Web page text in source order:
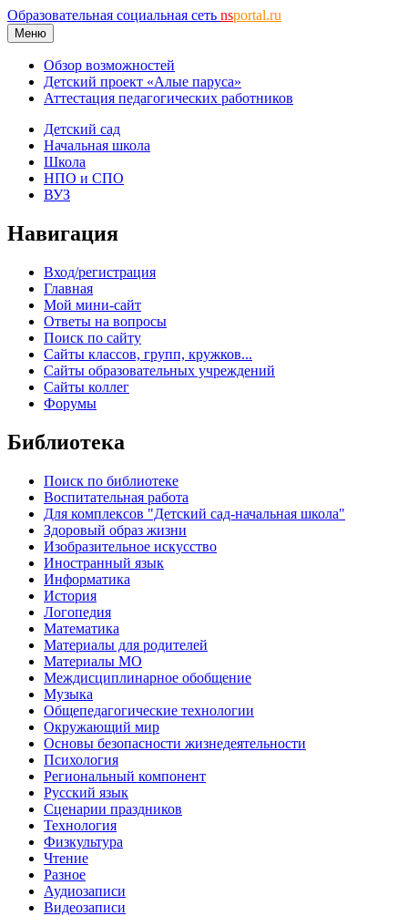
Образовательная социальная сеть nsportal.ru
Меню
Обзор возможностей
Детский проект «Алые паруса»
Аттестация педагогических работников
Детский сад
Начальная школа
Школа
НПО и СПО
ВУЗ
Навигация
Вход/регистрация
Главная
Мой мини-сайт
Ответы на вопросы
Поиск по сайту
Сайты классов, групп, кружков...
Сайты образовательных учреждений
Сайты коллег
Форумы
Библиотека
Поиск по библиотеке
Воспитательная работа
Для комплексов "Детский сад-начальная школа"
Здоровый образ жизни
Изобразительное искусство
Иностранный язык
Информатика
История
Логопедия
Математика
Материалы для родителей
Материалы МО
Междисциплинарное обобщение
Музыка
Общепедагогические технологии
Окружающий мир
Основы безопасности жизнедеятельности
Психология
Региональный компонент
Русский язык
Сценарии праздников
Технология
Физкультура
Чтение
Разное
Аудиозаписи
Видеозаписи